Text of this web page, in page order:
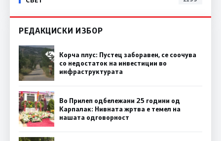
РЕДАКЦИСКИ ИЗБОР
Корча плус: Пустец заборавен, се соочува
со недостаток на инвестиции во
инфраструктурата
Во Прилеп одбележани 25 години од
Карпалак: Нивната жртва е темел на
нашата одговорност